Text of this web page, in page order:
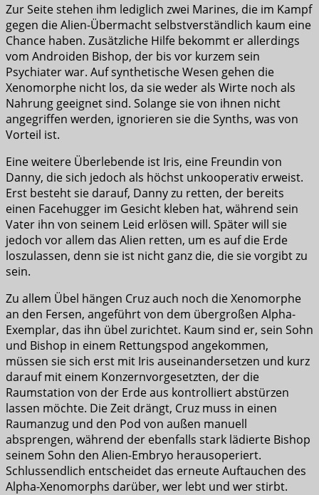
Zur Seite stehen ihm lediglich zwei Marines, die im Kampf
gegen die Alien-Übermacht selbstverständlich kaum eine
Chance haben. Zusätzliche Hilfe bekommt er allerdings
vom Androiden Bishop, der bis vor kurzem sein
Psychiater war. Auf synthetische Wesen gehen die
Xenomorphe nicht los, da sie weder als Wirte noch als
Nahrung geeignet sind. Solange sie von ihnen nicht
angegriffen werden, ignorieren sie die Synths, was von
Vorteil ist.
Eine weitere Überlebende ist Iris, eine Freundin von
Danny, die sich jedoch als höchst unkooperativ erweist.
Erst besteht sie darauf, Danny zu retten, der bereits
einen Facehugger im Gesicht kleben hat, während sein
Vater ihn von seinem Leid erlösen will. Später will sie
jedoch vor allem das Alien retten, um es auf die Erde
loszulassen, denn sie ist nicht ganz die, die sie vorgibt zu
sein.
Zu allem Übel hängen Cruz auch noch die Xenomorphe
an den Fersen, angeführt von dem übergroßen Alpha-
Exemplar, das ihn übel zurichtet. Kaum sind er, sein Sohn
und Bishop in einem Rettungspod angekommen,
müssen sie sich erst mit Iris auseinandersetzen und kurz
darauf mit einem Konzernvorgesetzten, der die
Raumstation von der Erde aus kontrolliert abstürzen
lassen möchte. Die Zeit drängt, Cruz muss in einen
Raumanzug und den Pod von außen manuell
absprengen, während der ebenfalls stark lädierte Bishop
seinem Sohn den Alien-Embryo herausoperiert.
Schlussendlich entscheidet das erneute Auftauchen des
Alpha-Xenomorphs darüber, wer lebt und wer stirbt.